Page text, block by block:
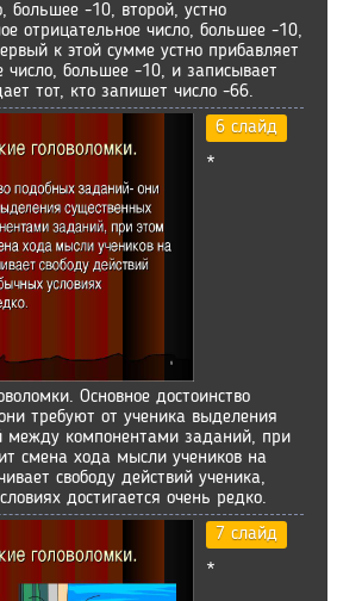
большее -10, второй, устно
отрицательное число, большее -10,
к этой сумме устно прибавляет
число, большее -10, и записывает
тот, кто запишет число -66.
6 слайд
*
Основное достоинство
требуют от ученика выделения
между компонентами заданий, при
смена хода мысли учеников на
свободу действий ученика,
достигается очень редко.
7 слайд
*